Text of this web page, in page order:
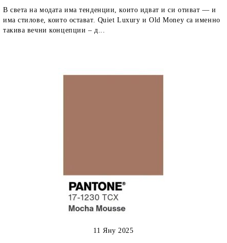
В света на модата има тенденции, които идват и си отиват — и
има стилове, които остават. Quiet Luxury и Old Money са именно
такива вечни концепции – д...
11 Яну 2025